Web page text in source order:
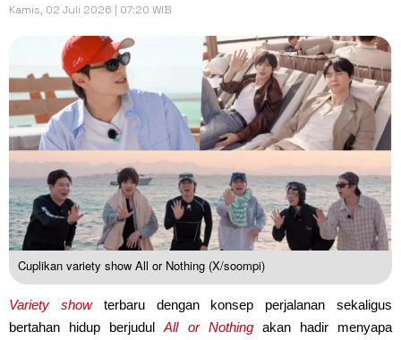
Kamis, 02 Juli 2026 | 07:20 WIB
Cuplikan variety show All or Nothing (X/soompi)
Variety showterbaru dengan konsep perjalanan sekaligus
bertahan hidup berjudulAll or Nothingakan hadir menyapa